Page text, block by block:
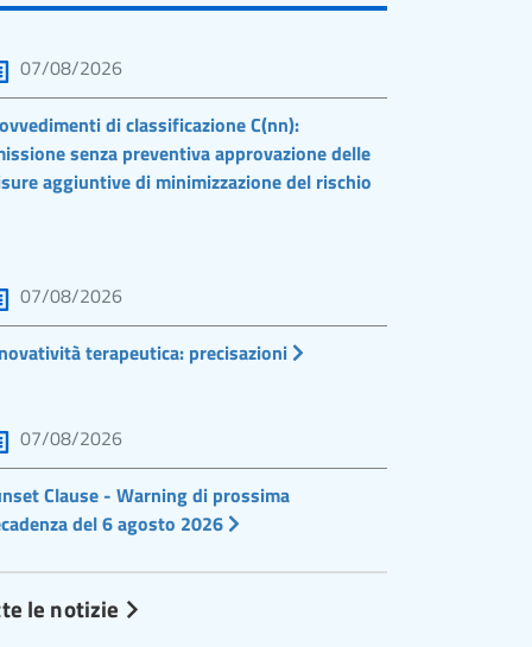
07/08/2026
di classificazione C(nn):
senza preventiva approvazione delle
aggiuntive di minimizzazione del rischio
07/08/2026
terapeutica: precisazioni
07/08/2026
Clause - Warning di prossima
del 6 agosto 2026
le notizie